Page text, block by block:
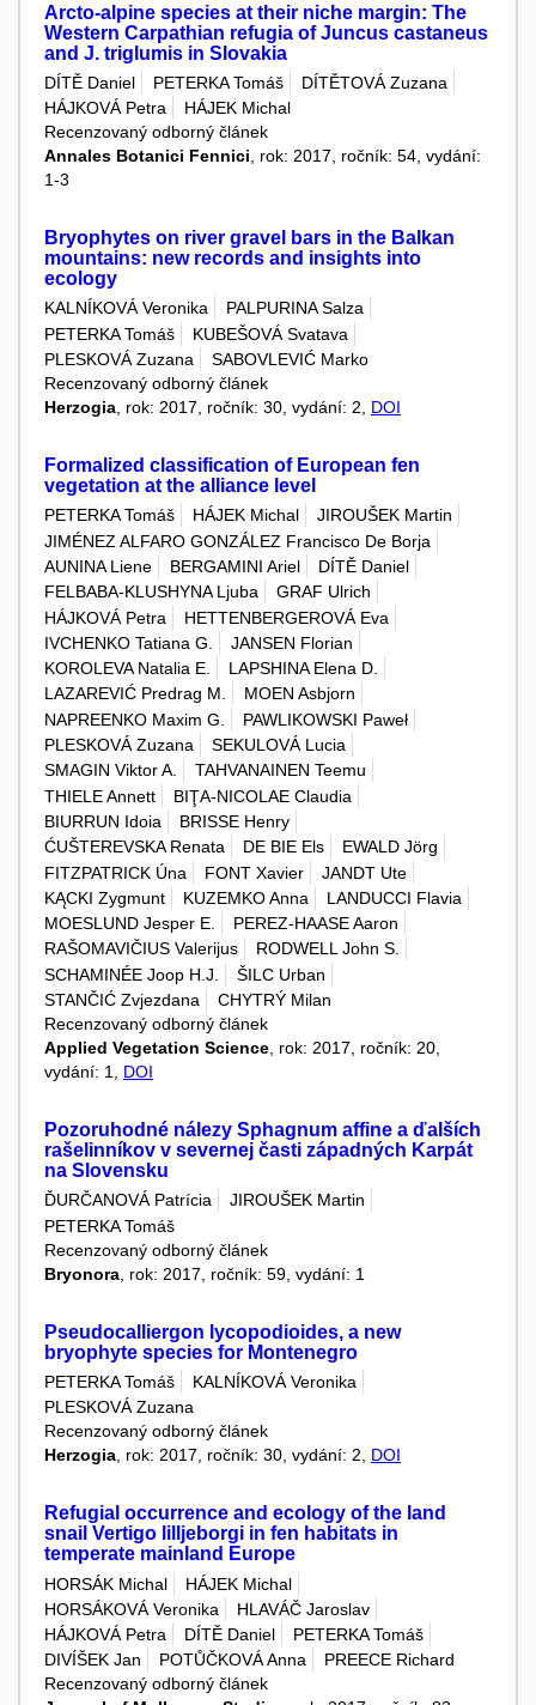
Arcto-alpine species at their niche margin: The
Western Carpathian refugia of Juncus castaneus
and J. triglumis in Slovakia
DÍTĚ Daniel PETERKA Tomáš
DÍTĚTOVÁ Zuzana
HÁJKOVÁ Petra
HÁJEK Michal
Recenzovaný odborný článek
Annales Botanici Fennici , rok: 2017, ročník: 54, vydání:
1-3
Bryophytes on river gravel bars in the Balkan
mountains: new records and insights into
ecology
KALNÍKOVÁ Veronika
PALPURINA Salza
PETERKA Tomáš
KUBEŠOVÁ Svatava
PLESKOVÁ Zuzana
SABOVLEVIĆ Marko
Recenzovaný odborný článek
Herzogia , rok: 2017, ročník: 30, vydání: 2, DOI
Formalized classification of European fen
vegetation at the alliance level
PETERKA Tomáš HÁJEK Michal
JIROUŠEK Martin
JIMÉNEZ ALFARO GONZÁLEZ Francisco De Borja
AUNINA Liene
BERGAMINI Ariel
DÍTĚ Daniel
FELBABA-KLUSHYNA Ljuba
GRAF Ulrich
HÁJKOVÁ Petra
HETTENBERGEROVÁ Eva
IVCHENKO Tatiana G.
JANSEN Florian
KOROLEVA Natalia E.
LAPSHINA Elena D.
LAZAREVIĆ Predrag M.
MOEN Asbjorn
NAPREENKO Maxim G.
PAWLIKOWSKI Paweł
PLESKOVÁ Zuzana
SEKULOVÁ Lucia
SMAGIN Viktor A.
TAHVANAINEN Teemu
THIELE Annett
BIŢA-NICOLAE Claudia
BIURRUN Idoia
BRISSE Henry
ĆUŠTEREVSKA Renata
DE BIE Els
EWALD Jörg
FITZPATRICK Úna
FONT Xavier
JANDT Ute
KĄCKI Zygmunt
KUZEMKO Anna
LANDUCCI Flavia
MOESLUND Jesper E.
PEREZ-HAASE Aaron
RAŠOMAVIČIUS Valerijus
RODWELL John S.
SCHAMINÉE Joop H.J.
ŠILC Urban
STANČIĆ Zvjezdana
CHYTRÝ Milan
Recenzovaný odborný článek
Applied Vegetation Science , rok: 2017, ročník: 20,
vydání: 1, DOI
Pozoruhodné nálezy Sphagnum affine a ďalších
rašelinníkov v severnej časti západných Karpát
na Slovensku
ĎURČANOVÁ Patrícia
JIROUŠEK Martin
PETERKA Tomáš
Recenzovaný odborný článek
Bryonora , rok: 2017, ročník: 59, vydání: 1
Pseudocalliergon lycopodioides, a new
bryophyte species for Montenegro
PETERKA Tomáš
KALNÍKOVÁ Veronika
PLESKOVÁ Zuzana
Recenzovaný odborný článek
Herzogia, rok: 2017, ročník: 30, vydání: 2, DOI
Refugial occurrence and ecology of the land
snail Vertigo lilljeborgi in fen habitats in
temperate mainland Europe
HORSÁK Michal
HÁJEK Michal
HORSÁKOVÁ Veronika
HLAVÁČ Jaroslav
HÁJKOVÁ Petra
DÍTĚ Daniel
PETERKA Tomáš
DIVÍŠEK Jan
POTŮČKOVÁ Anna
PREECE Richard
Recenzovaný odborný článek